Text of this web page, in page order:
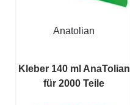
Anatolian
Kleber 140 ml AnaTolian
für 2000 Teile